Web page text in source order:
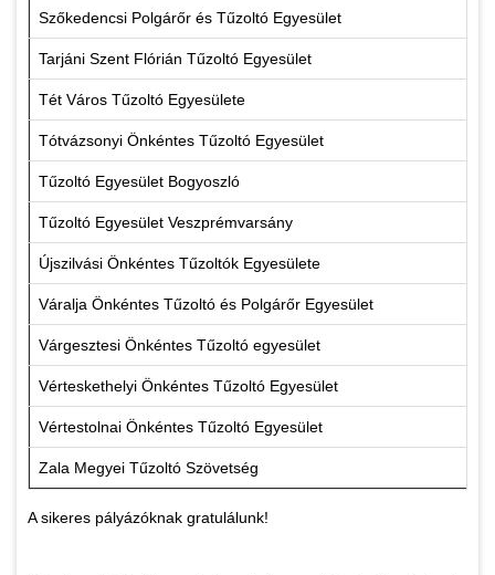
Szőkedencsi Polgárőr és Tűzoltó Egyesület
Tarjáni Szent Flórián Tűzoltó Egyesület
Tét Város Tűzoltó Egyesülete
Tótvázsonyi Önkéntes Tűzoltó Egyesület
Tűzoltó Egyesület Bogyoszló
Tűzoltó Egyesület Veszprémvarsány
Újszilvási Önkéntes Tűzoltók Egyesülete
Váralja Önkéntes Tűzoltó és Polgárőr Egyesület
Várgesztesi Önkéntes Tűzoltó egyesület
Vérteskethelyi Önkéntes Tűzoltó Egyesület
Vértestolnai Önkéntes Tűzoltó Egyesület
Zala Megyei Tűzoltó Szövetség
A sikeres pályázóknak gratulálunk!